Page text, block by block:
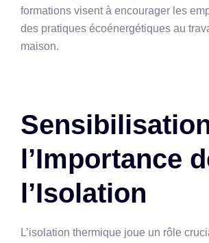
formations visent à encourager les
des pratiques écoénergétiques au
maison.
l’Importance
l’Isolation
L’isolation thermique joue un rôle